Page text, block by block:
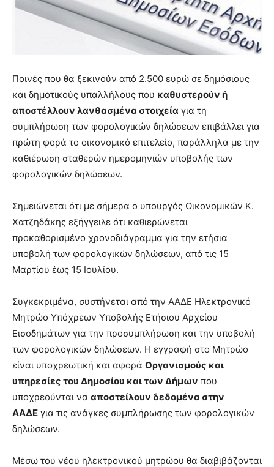
Ποινές που θα ξεκινούν από 2.500 ευρώ σε δημόσιους
και δημοτικούς υπαλλήλους που καθυστερούν ή
αποστέλλουν λανθασμένα στοιχεία για τη
συμπλήρωση των φορολογικών δηλώσεων επιβάλλει για
πρώτη φορά το οικονομικό επιτελείο, παράλληλα με την
καθιέρωση σταθερών ημερομηνιών υποβολής των
φορολογικών δηλώσεων.
Σημειώνεται ότι με σήμερα ο υπουργός Οικονομικών Κ.
Χατζηδάκης εξήγγειλε ότι καθιερώνεται
προκαθορισμένο χρονοδιάγραμμα για την ετήσια
υποβολή των φορολογικών δηλώσεων, από τις 15
Μαρτίου έως 15 Ιουλίου.
Συγκεκριμένα, συστήνεται από την ΑΑΔΕ Ηλεκτρονικό
Μητρώο Υπόχρεων Υποβολής Ετήσιου Αρχείου
Εισοδημάτων για την προσυμπλήρωση και την υποβολή
των φορολογικών δηλώσεων. Η εγγραφή στο Μητρώο
είναι υποχρεωτική και αφορά Οργανισμούς και
υπηρεσίες του Δημοσίου και των Δήμων που
υποχρεούνται να αποστείλουν δεδομένα στην
ΑΑΔΕ για τις ανάγκες συμπλήρωσης των φορολογικών
δηλώσεων.
Μέσω του νέου ηλεκτρονικού μητρώου θα διαβιβάζονται